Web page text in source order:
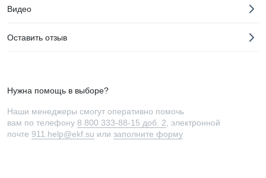
Видео
Оставить отзыв
Нужна помощь в выборе?
Наши менеджеры смогут оперативно помочь
вам по телефону 8 800 333-88-15 доб. 2 , электронной
почте 911.help@ekf.su или заполните форму